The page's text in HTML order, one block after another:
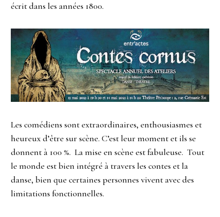
écrit dans les années 1800.
Les comédiens sont extraordinaires, enthousiasmes et
heureux d’être sur scène. C’est leur moment et ils se
donnent à 100 %. La mise en scène est fabuleuse. Tout
le monde est bien intégré à travers les contes et la
danse, bien que certaines personnes vivent avec des
limitations fonctionnelles.